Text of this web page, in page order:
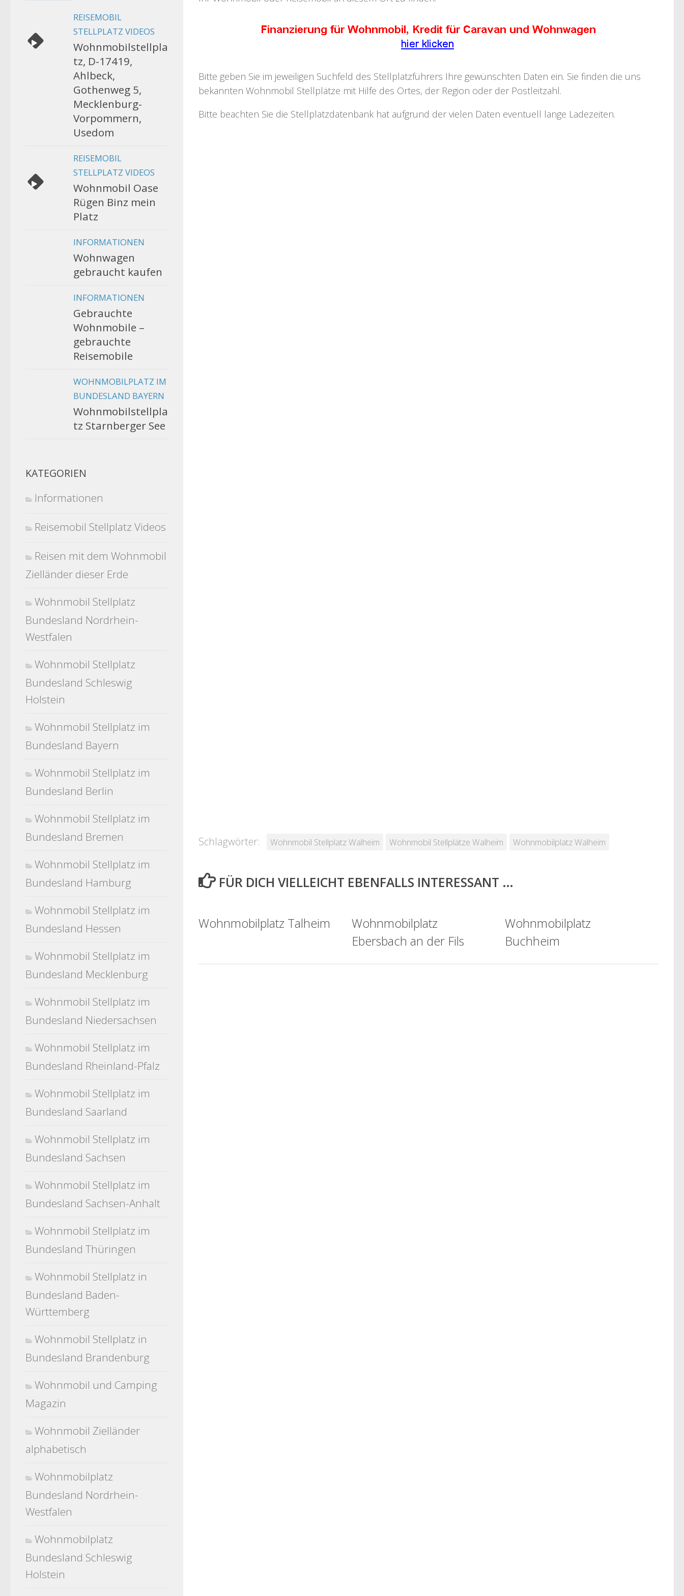
Bitte geben Sie im jeweiligen Suchfeld des Stellplatzführers Ihre gewünschten Daten ein. Sie finden die uns
bekannten Wohnmobil Stellplätze mit Hilfe des Ortes, der Region oder der Postleitzahl.
Bitte beachten Sie die Stellplatzdatenbank hat aufgrund der vielen Daten eventuell lange Ladezeiten.
Schlagwörter: Wohnmobil Stellplatz Walheim Wohnmobil Stellplätze Walheim Wohnmobilplatz Walheim
FÜR DICH VIELLEICHT EBENFALLS INTERESSANT …
Wohnmobilplatz Talheim
Wohnmobilplatz
Ebersbach an der Fils
Wohnmobilplatz
Buchheim
REISEMOBIL
STELLPLATZ VIDEOS
Wohnmobilstellpla
tz, D-17419,
Ahlbeck,
Gothenweg 5,
Mecklenburg-
Vorpommern,
Usedom
REISEMOBIL
STELLPLATZ VIDEOS
Wohnmobil Oase
Rügen Binz mein
Platz
INFORMATIONEN
Wohnwagen
gebraucht kaufen
INFORMATIONEN
Gebrauchte
Wohnmobile –
gebrauchte
Reisemobile
WOHNMOBILPLATZ IM
BUNDESLAND BAYERN
Wohnmobilstellpla
tz Starnberger See
KATEGORIEN
Informationen
Reisemobil Stellplatz Videos
Reisen mit dem Wohnmobil
Zielländer dieser Erde
Wohnmobil Stellplatz
Bundesland Nordrhein-
Westfalen
Wohnmobil Stellplatz
Bundesland Schleswig
Holstein
Wohnmobil Stellplatz im
Bundesland Bayern
Wohnmobil Stellplatz im
Bundesland Berlin
Wohnmobil Stellplatz im
Bundesland Bremen
Wohnmobil Stellplatz im
Bundesland Hamburg
Wohnmobil Stellplatz im
Bundesland Hessen
Wohnmobil Stellplatz im
Bundesland Mecklenburg
Wohnmobil Stellplatz im
Bundesland Niedersachsen
Wohnmobil Stellplatz im
Bundesland Rheinland-Pfalz
Wohnmobil Stellplatz im
Bundesland Saarland
Wohnmobil Stellplatz im
Bundesland Sachsen
Wohnmobil Stellplatz im
Bundesland Sachsen-Anhalt
Wohnmobil Stellplatz im
Bundesland Thüringen
Wohnmobil Stellplatz in
Bundesland Baden-
Württemberg
Wohnmobil Stellplatz in
Bundesland Brandenburg
Wohnmobil und Camping
Magazin
Wohnmobil Zielländer
alphabetisch
Wohnmobilplatz
Bundesland Nordrhein-
Westfalen
Wohnmobilplatz
Bundesland Schleswig
Holstein